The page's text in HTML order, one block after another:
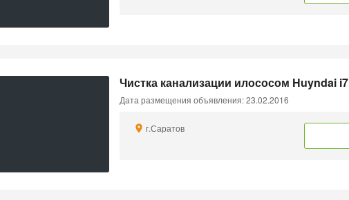
Чистка канализации илососом Huyndai i7
Дата размещения объявления: 23.02.2016
г.Саратов